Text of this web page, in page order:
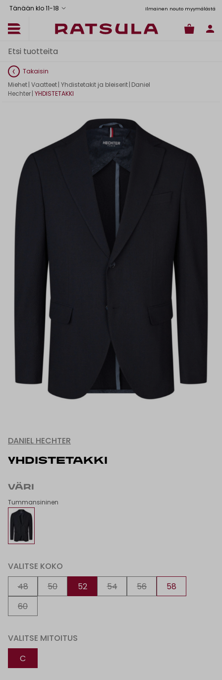
Tänään klo 11-18
Toimituskulut alk. 6,90€
Manner-Suomeen yli 120 euron tilauksiin Ilmainen nouto myymälästä
Takaisin
Miehet| Vaatteet| Yhdistetakit ja bleiserit | Daniel
Hechter| YHDISTETAKKI
DANIEL HECHTER
YHDISTETAKKI
VÄRI
Tummansininen
VALITSE KOKO
48
50 52 54 56
58
60
VALITSE MITOITUS
C